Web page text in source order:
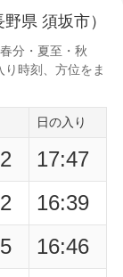
県 須坂市）
分・夏至・秋
り時刻
、方位をま
日の入り
17:47
16:39
16:46